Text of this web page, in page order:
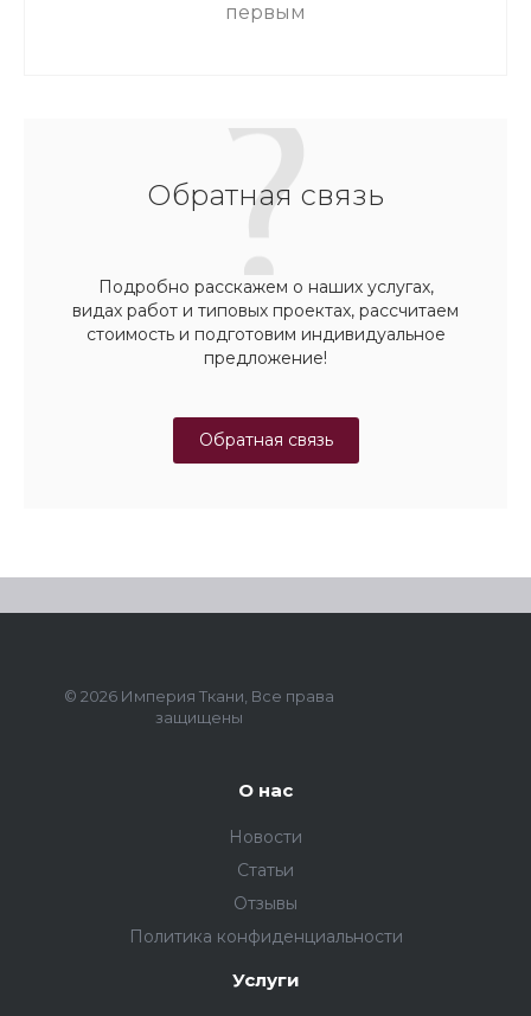
первым
Обратная связь
Подробно расскажем о наших услугах,
видах работ и типовых проектах, рассчитаем
стоимость и подготовим индивидуальное
предложение!
Обратная связь
© 2026 Империя Ткани, Все права
защищены
О нас
Новости
Статьи
Отзывы
Политика конфиденциальности
Услуги